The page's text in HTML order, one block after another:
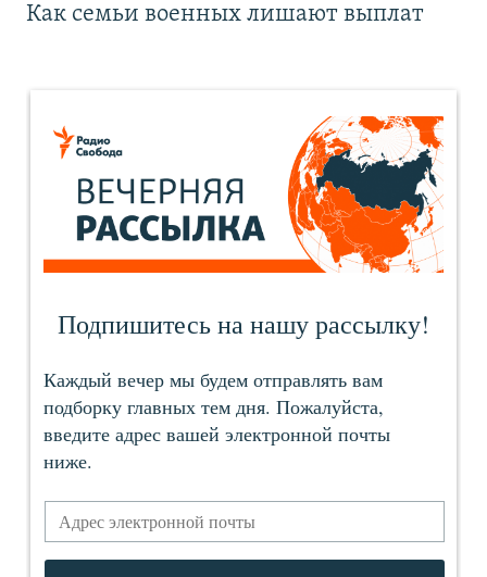
Как семьи военных лишают выплат